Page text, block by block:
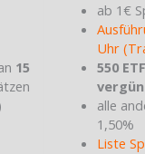
15
ab 1€
Uhr
550
alle
1,50%
Liste